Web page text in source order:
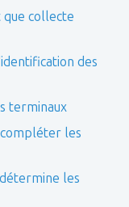
collecte
des
terminaux
les
les